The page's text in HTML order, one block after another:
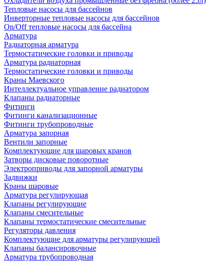
Тепловые насосы для бассейнов
Инверторные тепловые насосы для бассейнов
On/Off тепловые насосы для бассейна
Арматура
Радиаторная арматура
Термостатические головки и приводы
Арматура радиаторная
Термостатические головки и приводы
Краны Маевского
Интеллектуальное управление радиатором
Клапаны радиаторные
Фитинги
Фитинги канализационные
Фитинги трубопроводные
Арматура запорная
Вентили запорные
Комплектующие для шаровых кранов
Затворы дисковые поворотные
Электроприводы для запорной арматуры
Задвижки
Краны шаровые
Арматура регулирующая
Клапаны регулирующие
Клапаны смесительные
Клапаны термостатические смесительные
Регуляторы давления
Комплектующие для арматуры регулирующей
Клапаны балансировочные
Арматура трубопроводная